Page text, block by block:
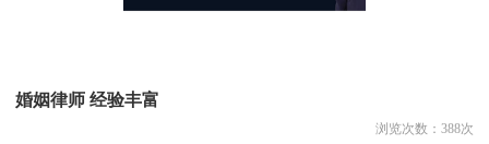
婚姻律师 经验丰富
浏览次数： 388次